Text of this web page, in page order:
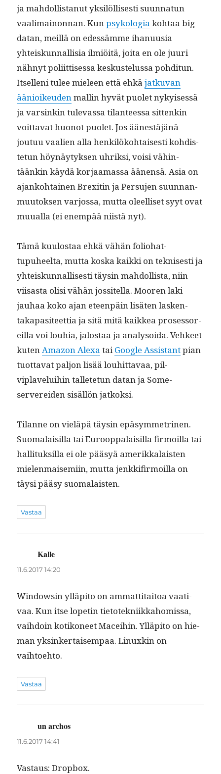
ja mah­dol­lis­tanut yksilöl­lis­es­ti suun­natun
vaal­i­main­on­nan. Kunpsykolo­giakohtaa big
datan, meil­lä on edessämme ihanu­u­sia
yhteiskun­nal­lisia ilmiöitä, joi­ta en ole juuri
näh­nyt poli­it­tises­sa keskustelus­sa pohdi­tun.
Itsel­leni tulee mieleen että ehkäjatku­van
äänioikeu­denmallin hyvät puo­let nykyisessä
ja varsinkin tulevas­sa tilanteessa sit­tenkin
voit­ta­vat huonot puo­let. Jos äänestäjänä
joutuu vaalien alla henkilöko­htais­es­ti kohdis­
te­tun höynäy­tyk­sen uhrik­si, voisi vähin­
täänkin käy­dä kor­jaa­mas­sa äänen­sä. Asia on
ajanko­htainen Brex­itin ja Per­su­jen suun­nan­
muu­tok­sen var­jos­sa, mut­ta oleel­liset syyt ovat
muual­la (ei enem­pää niistä nyt).
Tämä kuu­lostaa ehkä vähän folio­hat­
tupuheelta, mut­ta kos­ka kaik­ki on teknis­es­ti ja
yhteiskun­nal­lis­es­ti täysin mah­dol­lista, niin
viisas­ta olisi vähän jos­sitel­la. Mooren laki
jauhaa koko ajan eteen­päin lisäten lasken­
taka­p­a­siteet­tia ja sitä mitä kaikkea pros­es­sor­
eil­la voi louhia, jalostaa ja analysoi­da. Vehkeet
kutenAma­zon AlexataiGoogle Assis­tantpian
tuot­ta­vat paljon lisää louhit­tavaa, pil­
viplavelui­hin tal­lete­tun datan ja Some-
serverei­den sisäl­lön jatkoksi.
Tilanne on vieläpä täysin epäsym­metri­nen.
Suo­ma­laisil­la tai Euroop­palaisil­la fir­moil­la tai
hal­li­tuk­sil­la ei ole pääsyä amerikkalais­ten
mie­len­maisemi­in, mut­ta jenkki­fir­moil­la on
täysi pääsy suomalaisten.
Vastaa
Kalle
11.6.2017 14:20
Win­dowsin ylläpi­to on ammat­ti­taitoa vaa­ti­
vaa. Kun itse lopetin tietotekni­ikka­homis­sa,
vai­h­doin kotikoneet Macei­hin. Ylläpi­to on hie­
man yksinker­taisem­paa. Lin­uxkin on
vaihtoehto.
Vastaa
un archos
11.6.2017 14:41
Vas­taus: Dropbox.